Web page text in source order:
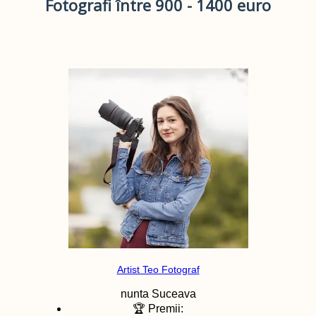
Fotografi între 900 - 1400 euro
Artist Teo Fotograf
nunta Suceava
🏆 Premii: